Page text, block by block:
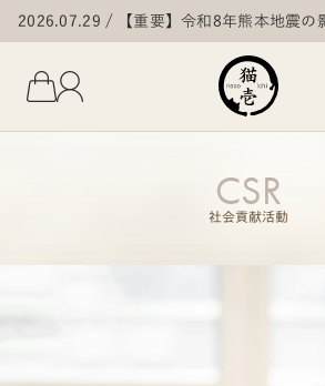
2026.07.29
【重要】令和8年熊本地震の
延・停止について
CSR
社会貢献活動